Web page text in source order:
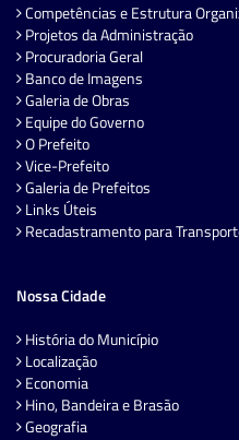
Competências e Estrutura
Projetos da Administração
Procuradoria Geral
Banco de Imagens
Galeria de Obras
Equipe do Governo
O Prefeito
Vice-Prefeito
Galeria de Prefeitos
Links Úteis
Recadastramento para
Nossa Cidade
História do Município
Localização
Economia
Hino, Bandeira e Brasão
Geografia